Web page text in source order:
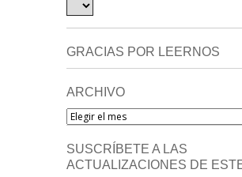
GRACIAS POR LEERNOS
ARCHIVO
Archivo
SUSCRÍBETE A LAS
ACTUALIZACIONES DE